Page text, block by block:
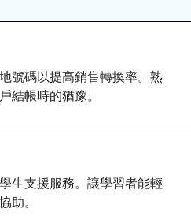
號碼以提高銷售轉換率。熟
結帳時的猶豫。
生支援服務。讓學習者能輕
助。